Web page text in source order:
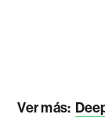
Ver más: